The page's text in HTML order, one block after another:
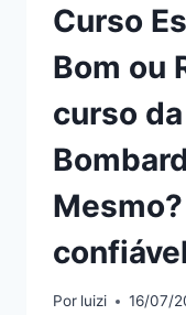
Curso
Bom ou
curso
Por luizi 16/07/